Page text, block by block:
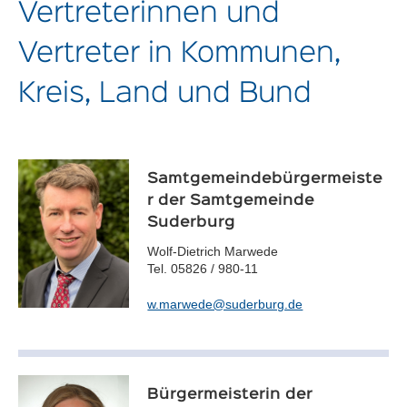
Vertreterinnen und
Vertreter in Kommunen,
Kreis, Land und Bund
Samtgemeindebürgermeiste
r der Samtgemeinde
Suderburg
Wolf-Dietrich Marwede
Tel. 05826 / 980-11
w.marwede@suderburg.de
Bürgermeisterin der